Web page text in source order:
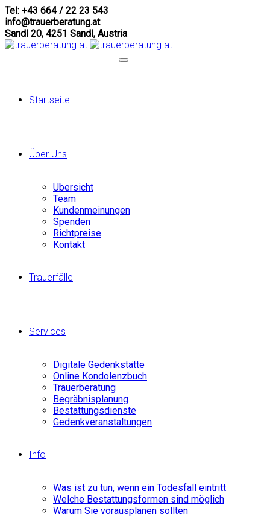
Tel: +43 664 / 22 23 543
info@trauerberatung.at
Sandl 20, 4251 Sandl, Austria
Startseite
Über Uns
Übersicht
Team
Kundenmeinungen
Spenden
Richtpreise
Kontakt
Trauerfälle
Services
Digitale Gedenkstätte
Online Kondolenzbuch
Trauerberatung
Begräbnisplanung
Bestattungsdienste
Gedenkveranstaltungen
Info
Was ist zu tun, wenn ein Todesfall eintritt
Welche Bestattungsformen sind möglich
Warum Sie vorausplanen sollten